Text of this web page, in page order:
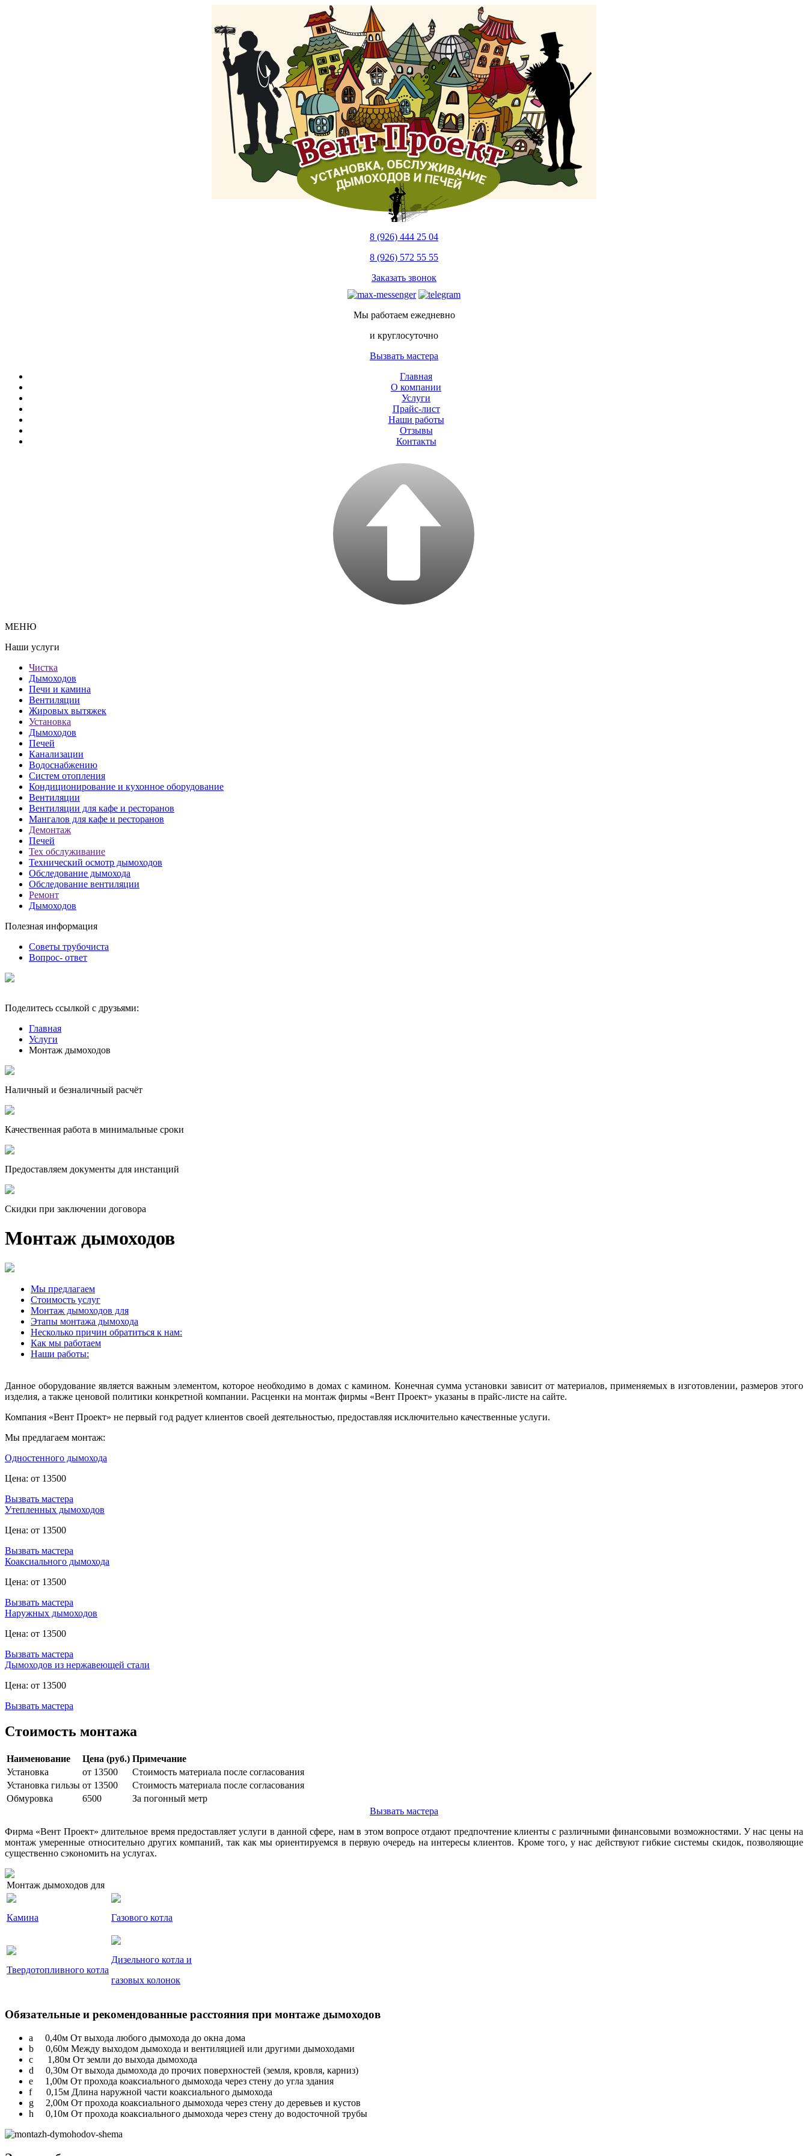
8 (926) 444 25 04
8 (926) 572 55 55
Заказать звонок
Мы работаем ежедневно
и круглосуточно
Вызвать мастера
Главная
О компании
Услуги
Прайс-лист
Наши работы
Отзывы
Контакты
МЕНЮ
Наши услуги
Чистка
Дымоходов
Печи и камина
Вентиляции
Жировых вытяжек
Установка
Дымоходов
Печей
Канализации
Водоснабжению
Систем отопления
Кондиционирование и кухонное оборудование
Вентиляции
Вентиляции для кафе и ресторанов
Мангалов для кафе и ресторанов
Демонтаж
Печей
Тех обслуживание
Технический осмотр дымоходов
Обследование дымохода
Обследование вентиляции
Ремонт
Дымоходов
Полезная информация
Советы трубочиста
Вопрос- ответ
Поделитесь ссылкой с друзьями:
Главная
Услуги
Монтаж дымоходов
Наличный и безналичный расчёт
Качественная работа в минимальные сроки
Предоставляем документы для инстанций
Скидки при заключении договора
Монтаж дымоходов
Мы предлагаем
Стоимость услуг
Монтаж дымоходов для
Этапы монтажа дымохода
Несколько причин обратиться к нам:
Как мы работаем
Наши работы:
Данное оборудование является важным элементом, которое необходимо в домах с камином. Конечная сумма установки зависит от материалов, применяемых в изготовлении, размеров этого
изделия, а также ценовой политики конкретной компании. Расценки на монтаж фирмы «Вент Проект» указаны в прайс-листе на сайте.
Компания «Вент Проект» не первый год радует клиентов своей деятельностью, предоставляя исключительно качественные услуги.
Мы предлагаем монтаж:
Одностенного дымохода
Цена: от 13500
Вызвать мастера
Утепленных дымоходов
Цена: от 13500
Вызвать мастера
Коаксиального дымохода
Цена: от 13500
Вызвать мастера
Наружных дымоходов
Цена: от 13500
Вызвать мастера
Дымоходов из нержавеющей стали
Цена: от 13500
Вызвать мастера
Стоимость монтажа
Наименование Цена (руб.) Примечание
Установка
от 13500
Стоимость материала после согласования
Установка гильзы от 13500
Стоимость материала после согласования
Обмуровка
6500
За погонный метр
Вызвать мастера
Фирма «Вент Проект» длительное время предоставляет услуги в данной сфере, нам в этом вопросе отдают предпочтение клиенты с различными финансовыми возможностями. У нас цены на
монтаж умеренные относительно других компаний, так как мы ориентируемся в первую очередь на интересы клиентов. Кроме того, у нас действуют гибкие системы скидок, позволяющие
существенно сэкономить на услугах.
Монтаж дымоходов для
Камина Газового котла
Твердотопливного котла
Дизельного котла и
газовых колонок
Обязательные и рекомендованные расстояния при монтаже дымоходов
a 0,40м От выхода любого дымохода до окна дома
b 0,60м Между выходом дымохода и вентиляцией или другими дымоходами
c 1,80м От земли до выхода дымохода
d 0,30м От выхода дымохода до прочих поверхностей (земля, кровля, карниз)
e 1,00м От прохода коаксиального дымохода через стену до угла здания
f 0,15м Длина наружной части коаксиального дымохода
g 2,00м От прохода коаксиального дымохода через стену до деревьев и кустов
h 0,10м От прохода коаксиального дымохода через стену до водосточной трубы